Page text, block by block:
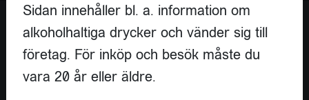
Är du leverantör?
Sidan innehåller bl. a. information om
alkoholhaltiga drycker och vänder sig till
företag. För inköp och besök måste du
vara 20 år eller äldre.